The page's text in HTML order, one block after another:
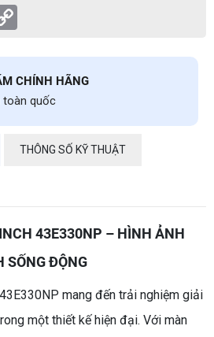
CHÍNH HÃNG
toàn quốc
THÔNG SỐ KỸ THUẬT
43E330NP – HÌNH ẢNH
SỐNG ĐỘNG
mang đến trải nghiệm giải
một thiết kế hiện đại. Với màn